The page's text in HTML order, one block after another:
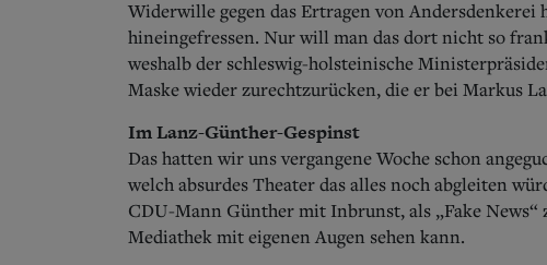
Widerwille gegen das Ertragen von
hineingefressen. Nur will man das dort nicht so
weshalb der schleswig-holsteinische
Maske wieder zurechtzurücken, die er bei Markus
Im Lanz-Günther-Gespinst
Das hatten wir uns vergangene Woche schon
welch absurdes Theater das alles noch abgleiten
CDU-Mann Günther mit Inbrunst, als „Fake News“
Mediathek mit eigenen Augen sehen kann.